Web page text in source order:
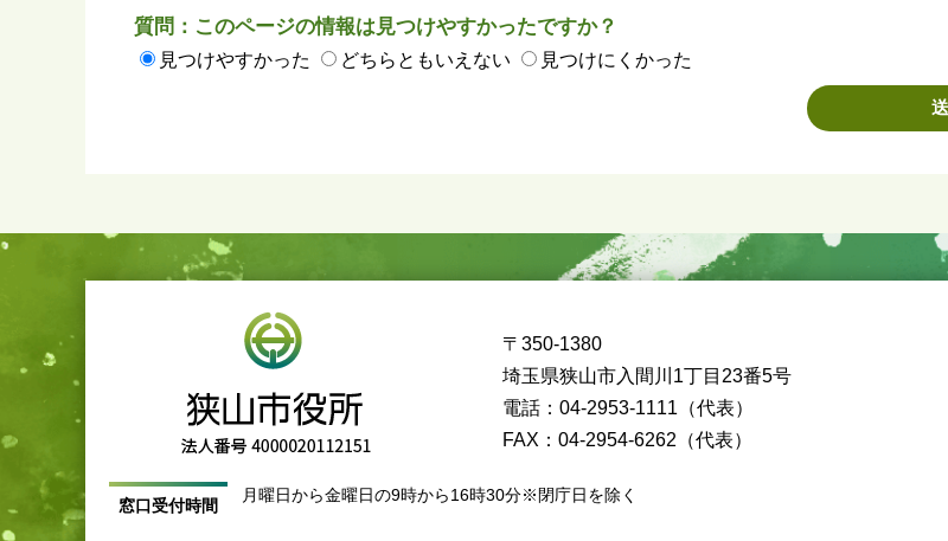
質問：このページの情報は見つけやすかったですか？
見つけやすかった どちらともいえない 見つけにくかった
〒350-1380
埼玉県狭山市入間川1丁目23番5号
電話：04-2953-1111（代表）
FAX：04-2954-6262（代表）
窓口受付時間
月曜日から金曜日の9時から16時30分※閉庁日を除く